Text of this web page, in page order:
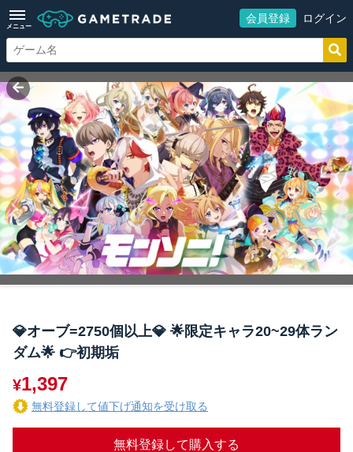
メニュー
会員登録 ログイン
💎オーブ=2750個以上💎 🌟限定キャラ20~29体ラン
ダム🌟 👉初期垢
¥1,397
無料登録して値下げ通知を受け取る
無料登録して購入する